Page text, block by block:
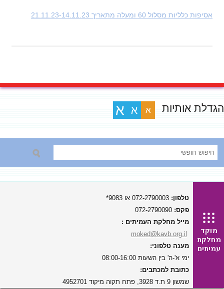
אסיפות כלליות מסלול 60 ומעלה מתאריך 21.11.23-14.11.23
הגדלת אותיות א א א
טלפון:
פקס:
מייל מחלקת העמיתים :
moked@kavb.org.il
מענה טלפוני:
ימי א'-ה' בין השעות 08:00-16:00
כתובת למכתבים:
שמשון 9 ת.ד 3928, פתח תקוה מיקוד 4952701